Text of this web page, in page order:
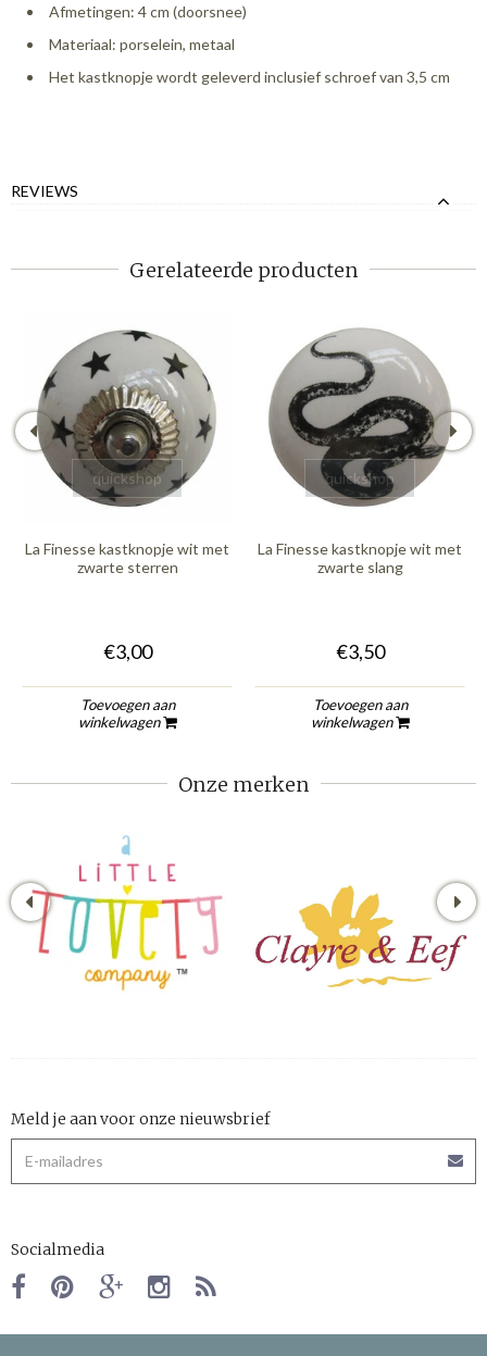
Afmetingen: 4 cm (doorsnee)
Materiaal: porselein, metaal
Het kastknopje wordt geleverd inclusief schroef van 3,5 cm
REVIEWS
Gerelateerde producten
quickshop
La Finesse kastknopje wit met
zwarte sterren
€3,00
Toevoegen aan
winkelwagen
quickshop
La Finesse kastknopje wit met
zwarte slang
€3,50
Toevoegen aan
winkelwagen
Onze merken
Meld je aan voor onze nieuwsbrief
Socialmedia